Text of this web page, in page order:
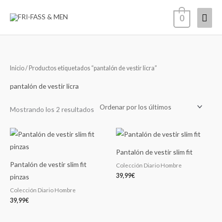
0
Inicio/ Productos etiquetados “pantalón de vestir licra”
pantalón de vestir licra
Mostrando los 2 resultados
Ordenado
por
Pantalón de vestir slim fit
pinzas
Colección Diario Hombre
39,99€
Pantalón de vestir slim fit
Colección Diario Hombre
39,99€